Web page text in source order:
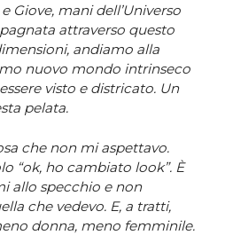
Giove, mani dell’Universo
attraverso questo
andiamo alla
nuovo mondo intrinseco
visto e districato. Un
pelata.
che non mi aspettavo.
“ok, ho cambiato look”. È
allo specchio e non
che vedevo. E, a tratti,
donna, meno femminile.